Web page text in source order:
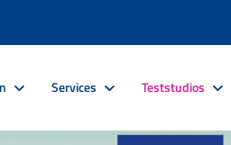
Services Teststudios